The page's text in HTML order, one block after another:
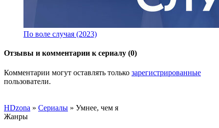
По воле случая (2023)
Отзывы и комментарии к сериалу (0)
Комментарии могут оставлять только зарегистрированные
пользователи.
HDzona » Сериалы » Умнее, чем я
Жанры